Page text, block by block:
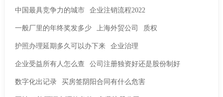
中国最具竞争力的城市 企业注销流程2022
一般厂里的年终奖发多少 上海外贸公司 质权
护照办理延期多久可以办下来 企业治理
企业受益所有人怎么查 公司注册独资好还是股份制好
数字化出记录 买房签阴阳合同有什么危害